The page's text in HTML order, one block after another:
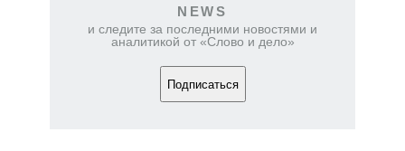
NEWS
и следите за последними новостями и
аналитикой от «Слово и дело»
Подписаться